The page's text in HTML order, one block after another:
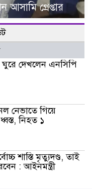
আসামি গ্রেপ্তার
দেখলেন এনসিপি
নেভাতে গিয়ে
নিহত ১
শাস্তি মৃত্যুদণ্ড, তাই
: আইনমন্ত্রী